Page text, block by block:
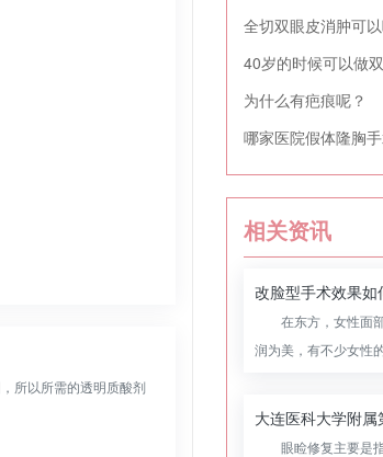
所以所需的透明质酸剂
全切双眼皮消肿可
40岁的时候可以做
为什么有疤痕呢？
哪家医院假体隆胸
相关资讯
改脸型手术效果如
在东方，女性面
润为美，有不少女性
眼睑修复主要是